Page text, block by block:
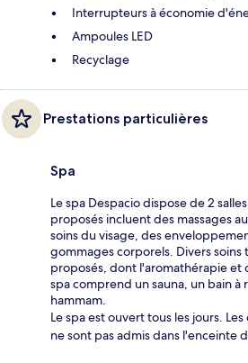
Interrupteurs à économie
Ampoules LED
Recyclage
Prestations particulières
Spa
Le spa Despacio dispose de 2
proposés incluent des massages
soins du visage, des
gommages corporels. Divers
proposés, dont l'aromathérapie et
spa comprend un sauna, un bain à
hammam.
Le spa est ouvert tous les jours.
ne sont pas admis dans l'enceinte